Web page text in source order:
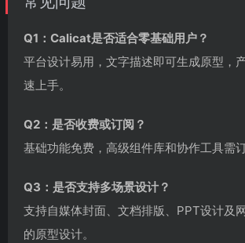
Q1：Calicat是否适合零基础用户？
平台设计易用，文字描述即可生成原型，
速上手。
Q2：是否收费或订阅？
基础功能免费，高级组件库和协作工具需订
Q3：是否支持多场景设计？
支持自媒体封面、文档排版、PPT设计及
的原型设计。